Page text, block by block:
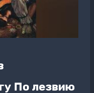
По лезвию